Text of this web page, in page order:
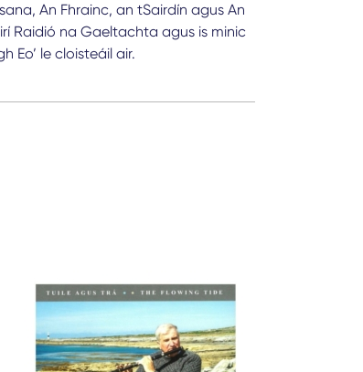
An Fhrainc, an tSairdín agus An
Raidió na Gaeltachta agus is minic
Eo’ le cloisteáil air.